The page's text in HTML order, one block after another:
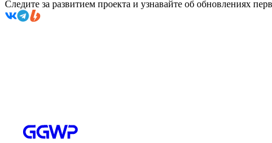
Следите за развитием проекта и узнавайте об обновлениях